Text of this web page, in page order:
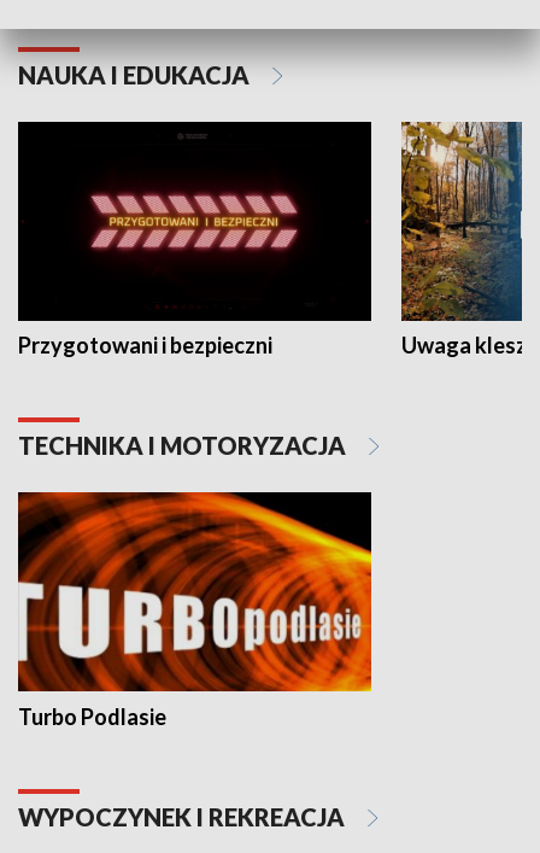
NAUKA I EDUKACJA
Przygotowani i bezpieczni Uwaga
TECHNIKA I MOTORYZACJA
Turbo Podlasie
WYPOCZYNEK I REKREACJA